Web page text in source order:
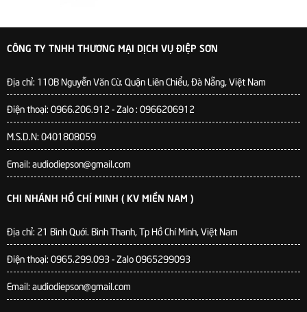
CÔNG TY TNHH THƯƠNG MẠI DỊCH VỤ ĐIỆP SƠN
Địa chỉ: 110B Nguyễn Văn Cừ. Quận Liên Chiểu, Đà Nẵng, Việt Nam
Điện thoại: 0966.206.912 - Zalo : 0966206912
M.S.D.N: 0401808059
Email: audiodiepson@gmail.com
CHI NHÁNH HỒ CHÍ MINH ( KV MIỀN NAM )
Địa chỉ: 21 Bình Quới. Bình Thanh, Tp Hồ Chí Minh, Việt Nam
Điện thoại: 0965.299.093 - Zalo 0965299093
Email: audiodiepson@gmail.com